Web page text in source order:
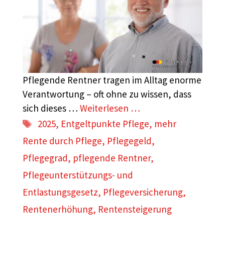
Pflegende Rentner tragen im Alltag enorme
Verantwortung – oft ohne zu wissen, dass
sich dieses … Weiterlesen …
Schlagwörter
2025, Entgeltpunkte Pflege, mehr
Rente durch Pflege, Pflegegeld,
Pflegegrad, pflegende Rentner,
Pflegeunterstützungs- und
Entlastungsgesetz, Pflegeversicherung,
Rentenerhöhung, Rentensteigerung